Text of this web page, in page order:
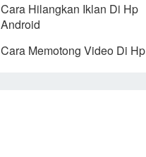
Cara Hilangkan Iklan Di Hp
Android
Cara Memotong Video Di Hp